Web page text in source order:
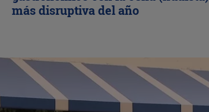
más disruptiva del año